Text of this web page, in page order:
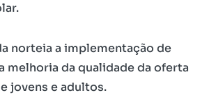
norteia a implementação de
melhoria da qualidade da oferta
jovens e adultos.